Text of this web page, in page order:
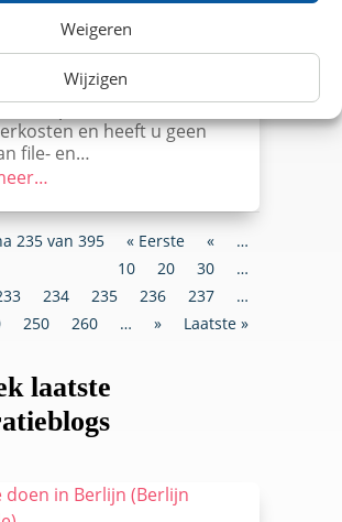
Weigeren
Wijzigen
Reis dan per trein
Philipsstadion en
Daarnaast
u op brand- en
en heeft u geen
file- en…
235 van 395 « Eerste «
…
10
20 30
…
234 235 236 237
…
250 260 … » Laatste »
laatste